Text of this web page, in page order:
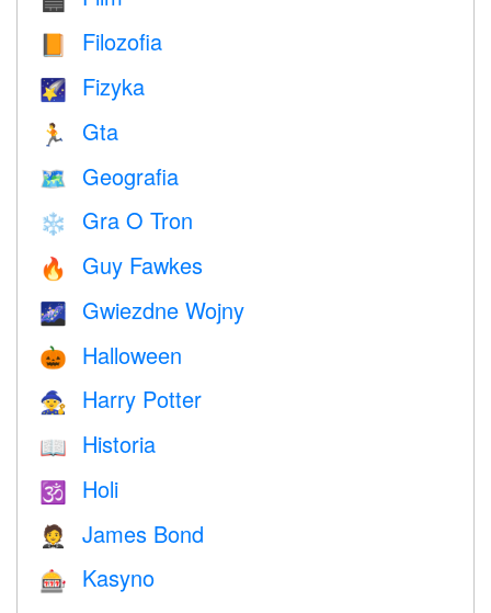
📙 Filozofia
🌠 Fizyka
🏃 Gta
🗺 Geografia
❄️ Gra O Tron
🔥 Guy Fawkes
🌌 Gwiezdne Wojny
🎃 Halloween
🧙 Harry Potter
📖 Historia
🕉 Holi
🤵 James Bond
🎰 Kasyno